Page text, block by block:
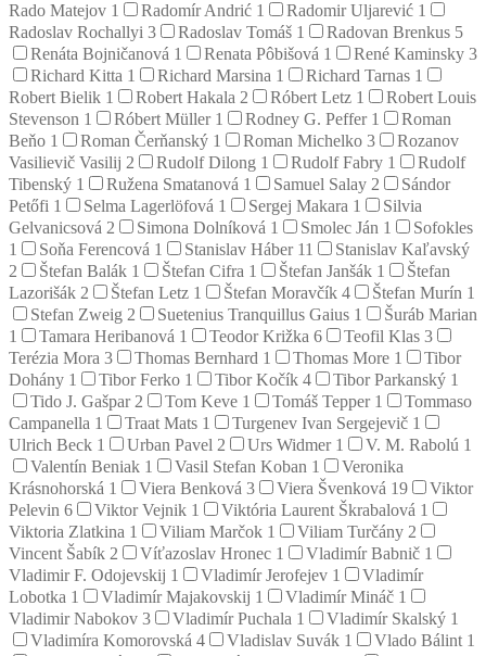
Rado Matejov 1 Radomír Andrić 1 Radomir Uljarević 1
Radoslav Rochallyi 3 Radoslav Tomáš 1 Radovan Brenkus 5
Renáta Bojničanová 1 Renata Pôbišová 1 René Kaminsky 3
Richard Kitta 1 Richard Marsina 1 Richard Tarnas 1
Robert Bielik 1 Robert Hakala 2 Róbert Letz 1
Robert Louis
Stevenson 1 Róbert Müller 1 Rodney G. Peffer 1
Roman
Beňo 1 Roman Čerňanský 1 Roman Michelko 3
Rozanov
Vasilievič Vasilij 2 Rudolf Dilong 1 Rudolf Fabry 1
Rudolf
Tibenský 1 Ružena Smatanová 1 Samuel Salay 2
Sándor
Petőfi 1 Selma Lagerlöfová 1 Sergej Makara 1
Silvia
Gelvanicsová 2 Simona Dolníková 1 Smolec Ján 1
Sofokles
1
Soňa Ferencová 1 Stanislav Háber 11
Stanislav Kaľavský
2
Štefan Balák 1 Štefan Cifra 1 Štefan Janšák 1
Štefan
Lazorišák 2 Štefan Letz 1 Štefan Moravčík 4 Štefan Murín 1
Stefan Zweig 2 Suetenius Tranquillus Gaius 1
Šuráb Marian
1
Tamara Heribanová 1 Teodor Križka 6 Teofil Klas 3
Terézia Mora 3 Thomas Bernhard 1 Thomas More 1
Tibor
Dohány 1 Tibor Ferko 1 Tibor Kočík 4 Tibor Parkanský 1
Tido J. Gašpar 2 Tom Keve 1 Tomáš Tepper 1
Tommaso
Campanella 1 Traat Mats 1 Turgenev Ivan Sergejevič 1
Ulrich Beck 1 Urban Pavel 2 Urs Widmer 1 V. M. Rabolú 1
Valentín Beniak 1 Vasil Stefan Koban 1
Veronika
Krásnohorská 1 Viera Benková 3 Viera Švenková 19
Viktor
Pelevin 6 Viktor Vejnik 1 Viktória Laurent Škrabalová 1
Viktoria Zlatkina 1 Viliam Marčok 1 Viliam Turčány 2
Vincent Šabík 2 Víťazoslav Hronec 1 Vladimír Babnič 1
Vladimir F. Odojevskij 1 Vladimír Jerofejev 1
Vladimír
Lobotka 1 Vladimír Majakovskij 1 Vladimír Mináč 1
Vladimir Nabokov 3 Vladimír Puchala 1 Vladimír Skalský 1
Vladimíra Komorovská 4 Vladislav Suvák 1 Vlado Bálint 1